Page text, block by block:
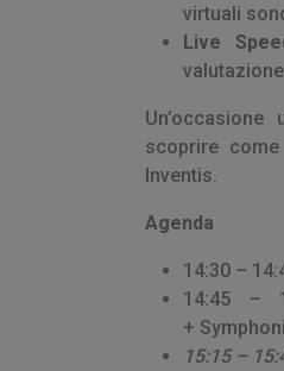
virtuali
Live
scoprire
Inventis.
Agenda
14:30 –
14:45 –
+
15:15 –